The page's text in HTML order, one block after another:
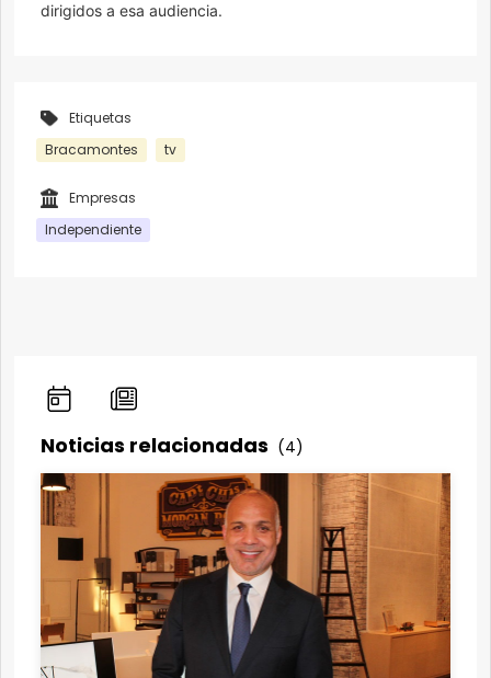
dirigidos a esa audiencia.
Etiquetas
Bracamontes
tv
Empresas
Independiente
Noticias relacionadas (4)